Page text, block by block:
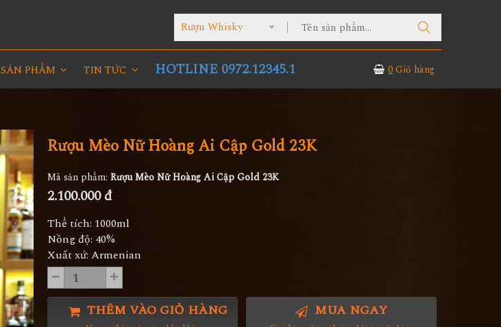
Rượu Whisky
SẢN PHẨM TIN TỨC HOTLINE 0972.12345.1 0Giỏ hàng
Rượu Mèo Nữ Hoàng Ai Cập Gold 23K
Mã sản phẩm: Rượu Mèo Nữ Hoàng Ai Cập Gold 23K
2.100.000 đ
Thể tích: 1000ml
Nồng độ: 40%
Xuất xứ: Armenian
THÊM VÀO GIỎ HÀNG MUA NGAY